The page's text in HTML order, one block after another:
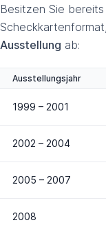
Besitzen Sie
Ausstellung ab:
Ausstellungsjahr
1999 – 2001
2002 – 2004
2005 – 2007
2008